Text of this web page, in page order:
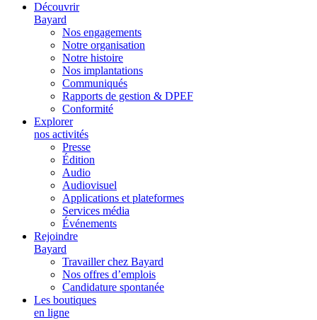
Découvrir
Bayard
Nos engagements
Notre organisation
Notre histoire
Nos implantations
Communiqués
Rapports de gestion & DPEF
Conformité
Explorer
nos activités
Presse
Édition
Audio
Audiovisuel
Applications et plateformes
Services média
Événements
Rejoindre
Bayard
Travailler chez Bayard
Nos offres d’emplois
Candidature spontanée
Les boutiques
en ligne